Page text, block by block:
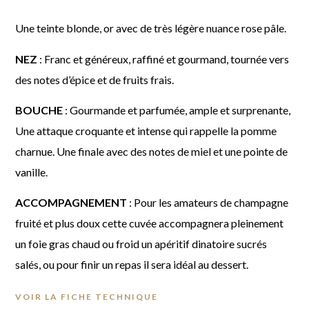
Une teinte blonde, or avec de très légère nuance rose pâle.
NEZ : Franc et généreux, raffiné et gourmand, tournée vers
des notes d’épice et de fruits frais.
BOUCHE : Gourmande et parfumée, ample et surprenante,
Une attaque croquante et intense qui rappelle la pomme
charnue. Une finale avec des notes de miel et une pointe de
vanille.
ACCOMPAGNEMENT : Pour les amateurs de champagne
fruité et plus doux cette cuvée accompagnera pleinement
un foie gras chaud ou froid un apéritif dinatoire sucrés
salés, ou pour finir un repas il sera idéal au dessert.
VOIR LA FICHE TECHNIQUE